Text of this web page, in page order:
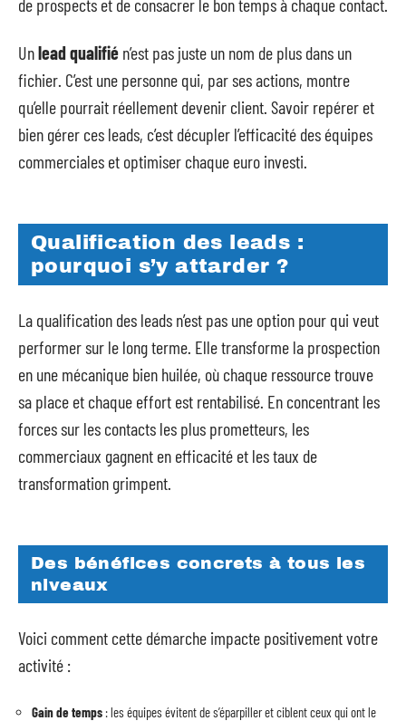
de prospects et de consacrer le bon temps à chaque contact.
Unlead qualifié n’est pas juste un nom de plus dans un
fichier. C’est une personne qui, par ses actions, montre
qu’elle pourrait réellement devenir client. Savoir repérer et
bien gérer ces leads, c’est décupler l’efficacité des équipes
commerciales et optimiser chaque euro investi.
Qualification des leads :
pourquoi s’y attarder ?
La qualification des leads n’est pas une option pour qui veut
performer sur le long terme. Elle transforme la prospection
en une mécanique bien huilée, où chaque ressource trouve
sa place et chaque effort est rentabilisé. En concentrant les
forces sur les contacts les plus prometteurs, les
commerciaux gagnent en efficacité et les taux de
transformation grimpent.
Des bénéfices concrets à tous les
niveaux
Voici comment cette démarche impacte positivement votre
activité :
Gain de temps : les équipes évitent de s’éparpiller et ciblent ceux qui ont le